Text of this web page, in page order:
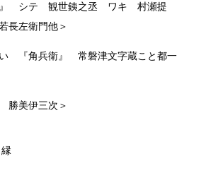
シテ 観世銕之丞 ワキ 村瀬提
左衛門他＞
い 『角兵衛』 常磐津文字蔵こと都一
美伊三次＞